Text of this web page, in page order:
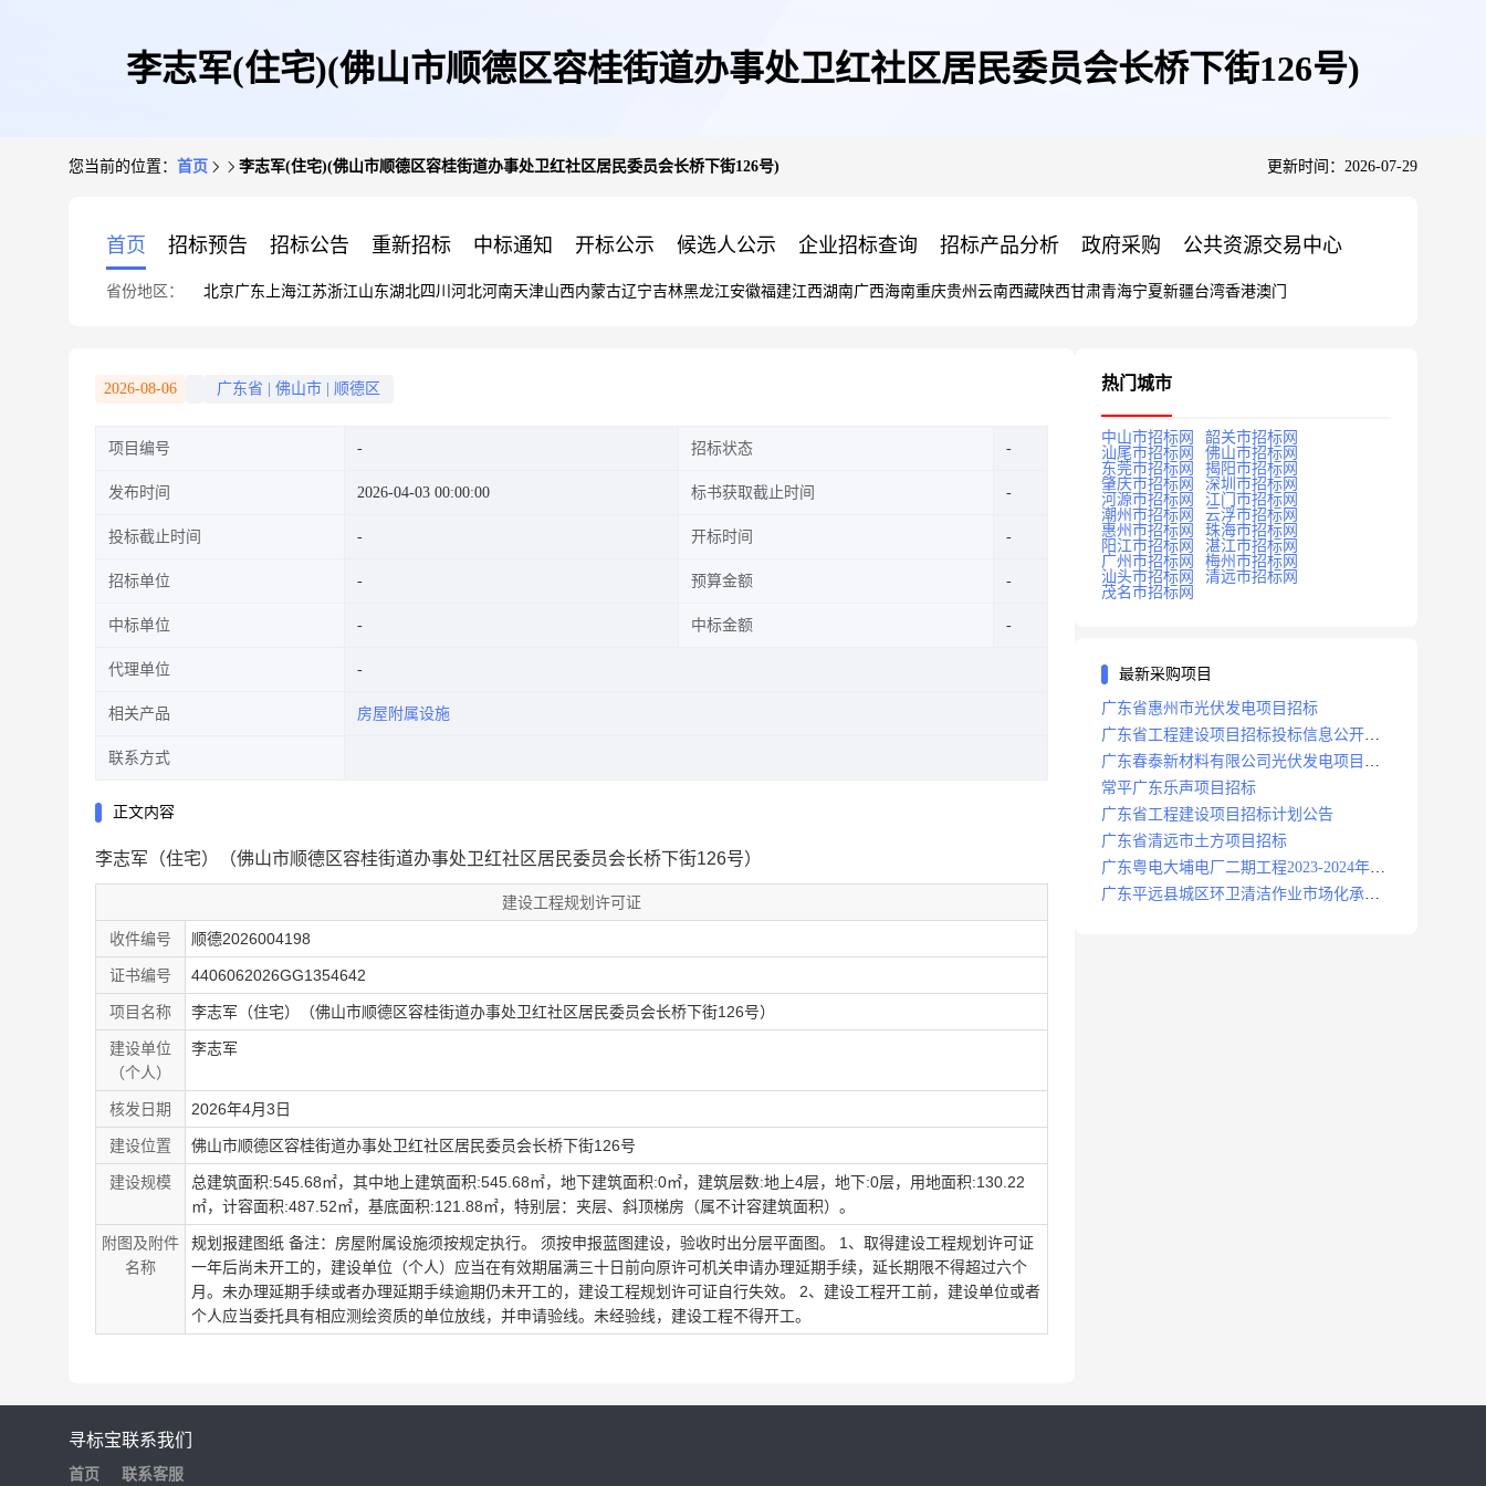
李志军(住宅)(佛山市顺德区容桂街道办事处卫红社区居民委员会长桥下街126号)
您当前的位置： 首页 李志军(住宅)(佛山市顺德区容桂街道办事处卫红社区居民委员会长桥下街126号) 更新时间：2026-07-29
首页 招标预告 招标公告 重新招标 中标通知 开标公示 候选人公示 企业招标查询 招标产品分析 政府采购 公共资源交易中心
省份地区： 北京广东 上海江苏浙江山东湖北四川 河北河南天津山西内蒙古辽宁吉林黑龙江安徽福建江西湖南广西海南重庆贵州 云南西藏陕西甘肃青海宁夏新疆台湾香港澳门
2026-08-06 广东省 佛山市 顺德区
项目编号 招标状态
发布时间 2026-04-03 00:00:00 标书获取截止时间
投标截止时间 开标时间
招标单位 预算金额
中标单位 中标金额
代理单位
相关产品 房屋附属设施
联系方式
正文内容
李志军（住宅）（佛山市顺德区容桂街道办事处卫红社区居民委员会长桥下街126号）
建设工程规划许可证
收件编号 顺德2026004198
证书编号 4406062026GG1354642
项目名称 李志军（住宅）（佛山市顺德区容桂街道办事处卫红社区居民委员会长桥下街126号）
建设单位
（个人）
李志军
核发日期 2026年4月3日
建设位置 佛山市顺德区容桂街道办事处卫红社区居民委员会长桥下街126号
建设规模
总建筑面积:545.68㎡，其中地上建筑面积:545.68㎡，地下建筑面积:0㎡，建筑层数:地上4层，地下:0层，用地面积:130.22
㎡，计容面积:487.52㎡，基底面积:121.88㎡，特别层：夹层、斜顶梯房（属不计容建筑面积）。
附图及附件
名称
规划报建图纸 备注：房屋附属设施须按规定执行。 须按申报蓝图建设，验收时出分层平面图。 1、取得建设工程规划许可证
一年后尚未开工的，建设单位（个人）应当在有效期届满三十日前向原许可机关申请办理延期手续，延长期限不得超过六个
月。未办理延期手续或者办理延期手续逾期仍未开工的，建设工程规划许可证自行失效。 2、建设工程开工前，建设单位或者
个人应当委托具有相应测绘资质的单位放线，并申请验线。未经验线，建设工程不得开工。
热门城市
中山市招标网
韶关市招标网
汕尾市招标网
佛山市招标网
东莞市招标网
揭阳市招标网
肇庆市招标网
深圳市招标网
河源市招标网
江门市招标网
潮州市招标网
云浮市招标网
惠州市招标网
珠海市招标网
阳江市招标网
湛江市招标网
广州市招标网
梅州市招标网
汕头市招标网
清远市招标网
茂名市招标网
最新采购项目
广东省惠州市光伏发电项目招标
广东省工程建设项目招标投标信息公开目
录
广东春泰新材料有限公司光伏发电项目招
标
常平广东乐声项目招标
广东省工程建设项目招标计划公告
广东省清远市土方项目招标
广东粤电大埔电厂二期工程2023-2024年度
安保服务项目招标公告
广东平远县城区环卫清洁作业市场化承包
寻标宝
首页
联系我们
联系客服